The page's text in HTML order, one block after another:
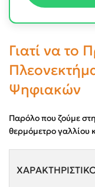
Γιατί να το
Ψηφιακών
Παρόλο που ζούμε
θερμόμετρο γαλλίου